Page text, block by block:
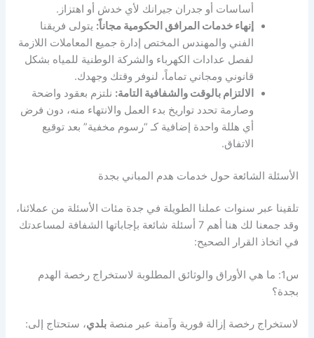
أساسات أو جدران جيرانك لأي خدش أو اهتزاز.
إنهاء خدمات المرافق الحكومية مجاناً: يتولى فريقنا
الفني والمهندس المختص إدارة جميع المعاملات اللازمة
لفصل عدادات الكهرباء والشركة الوطنية للمياه بشكل
قانوني ومجاني تماماً، لنوفر وقتك وجهدك.
الالتزام بالوقت والشفافية التامة: نلتزم بعقود واضحة
وصارمة تحدد تواريخ بدء العمل والانتهاء منه، دون فرض
أي هللة واحدة إضافية كـ “رسوم مخفية” بعد توقيع
الاتفاق.
الأسئلة الشائعة حول خدمات هدم المباني بجدة
تلقينا عبر سنوات عملنا الطويلة في جدة مئات الأسئلة من عملائنا،
وقد جمعنا لك هنا أهم 7 أسئلة شائعة بإجاباتها الشفافة لمساعدتك
في اتخاذ القرار الصحيح:
س1: ما هي الأوراق والوثائق المطلوبة لاستخراج رخصة الهدم
بجدة؟
لاستخراج رخصة إزالة فورية وآمنة عبر منصةبلدي، ستحتاج إلى: